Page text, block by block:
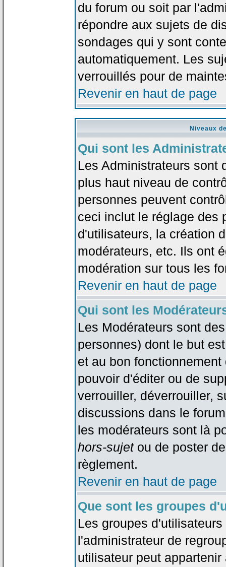
du forum ou soit par
répondre aux sujets de
sondages qui y sont
automatiquement. Les
verrouillés pour de
Revenir en haut de page
Niveaux
Qui sont les
Les Administrateurs sont
plus haut niveau de
personnes peuvent
ceci inclut le réglage des
d'utilisateurs, la création
modérateurs, etc. Ils ont
modération sur tous les
Revenir en haut de page
Qui sont les
Les Modérateurs sont
personnes) dont le but
et au bon
pouvoir d'éditer ou de
verrouiller, déverrouiller,
discussions dans le
les modérateurs sont là
hors-sujetou de poster
règlement.
Revenir en haut de page
Que sont les groupes
Les groupes
l'administrateur de
utilisateur peut